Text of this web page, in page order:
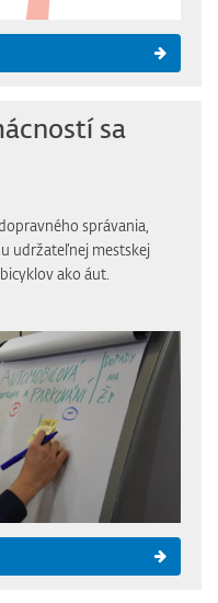
sa
správania,
udržateľnej mestskej
ako áut.